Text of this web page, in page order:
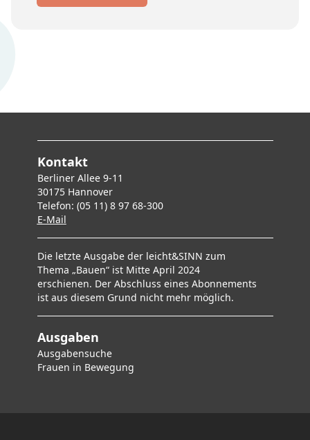
Kontakt
Berliner Allee 9-11
30175 Hannover
Telefon: (05 11) 8 97 68-300
E-Mail
Die letzte Ausgabe der leicht&SINN zum
Thema „Bauen“ ist Mitte April 2024
erschienen. Der Abschluss eines Abonnements
ist aus diesem Grund nicht mehr möglich.
Ausgaben
Ausgabensuche
Frauen in Bewegung